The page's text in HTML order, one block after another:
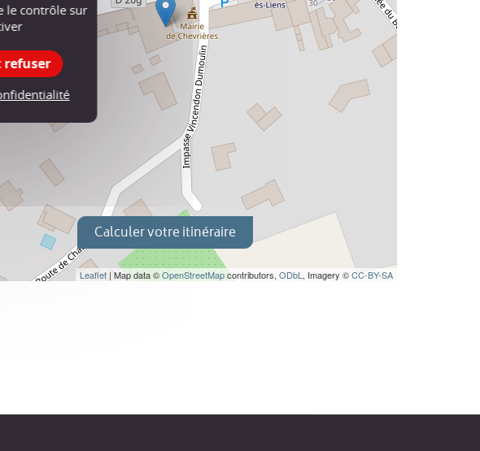
Leaflet | Map data ©OpenStreetMapcontributors, ODbL , Imagery ©CC-BY-SA
Calculer votre itinéraire
le contrôle sur
refuser